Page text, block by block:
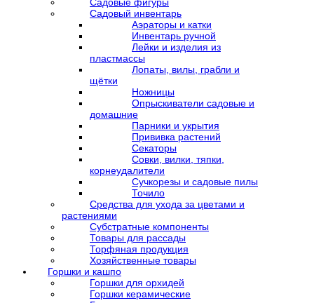
Садовые фигуры
Садовый инвентарь
Аэраторы и катки
Инвентарь ручной
Лейки и изделия из
пластмассы
Лопаты, вилы, грабли и
щётки
Ножницы
Опрыскиватели садовые и
домашние
Парники и укрытия
Прививка растений
Секаторы
Совки, вилки, тяпки,
корнеудалители
Сучкорезы и садовые пилы
Точило
Средства для ухода за цветами и
растениями
Субстратные компоненты
Товары для рассады
Торфяная продукция
Хозяйственные товары
Горшки и кашпо
Горшки для орхидей
Горшки керамические